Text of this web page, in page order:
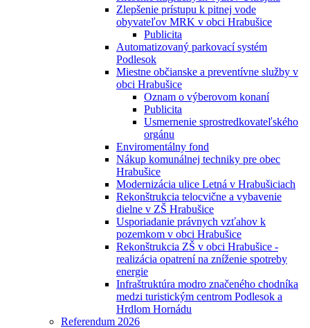
Zlepšenie prístupu k pitnej vode
obyvateľov MRK v obci Hrabušice
Publicita
Automatizovaný parkovací systém
Podlesok
Miestne občianske a preventívne služby v
obci Hrabušice
Oznam o výberovom konaní
Publicita
Usmernenie sprostredkovateľského
orgánu
Enviromentálny fond
Nákup komunálnej techniky pre obec
Hrabušice
Modernizácia ulice Letná v Hrabušiciach
Rekonštrukcia telocvične a vybavenie
dielne v ZŠ Hrabušice
Usporiadanie právnych vzťahov k
pozemkom v obci Hrabušice
Rekonštrukcia ZŠ v obci Hrabušice -
realizácia opatrení na zníženie spotreby
energie
Infraštruktúra modro značeného chodníka
medzi turistickým centrom Podlesok a
Hrdlom Hornádu
Referendum 2026